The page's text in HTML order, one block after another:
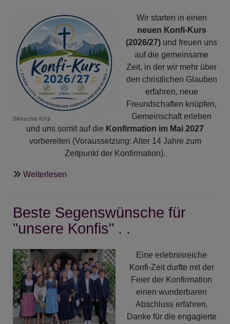
Bildrechte KI/rjt
Wir starten in einen
neuen Konfi-Kurs
(2026/27) und freuen uns
auf die gemeinsame
Zeit, in der wir mehr über
den christlichen Glauben
erfahren, neue
Freundschaften knüpfen,
Gemeinschaft erleben
und uns somit auf die Konfirmation im Mai 2027
vorbereiten (Voraussetzung: Alter 14 Jahre zum
Zeitpunkt der Konfirmation).
Weiterlesen
den
Konfi-
Kurs
2026/27
Beste Segenswünsche für
"unsere Konfis" . .
Eine erlebnisreiche
Konfi-Zeit durfte mit der
Feier der Konfirmation
einen wunderbaren
Abschluss erfahren.
Danke für die engagierte